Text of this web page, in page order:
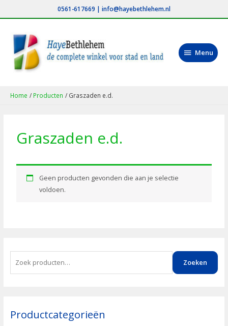
naar
inhoud
0561-617669 | info@hayebethlehem.nl
Menu
Menu
Home Producten Graszaden e.d.
e
n
Zoeken
Productcategorieën
Graszaden e.d.
Geen producten gevonden die aan je selectie
voldoen.